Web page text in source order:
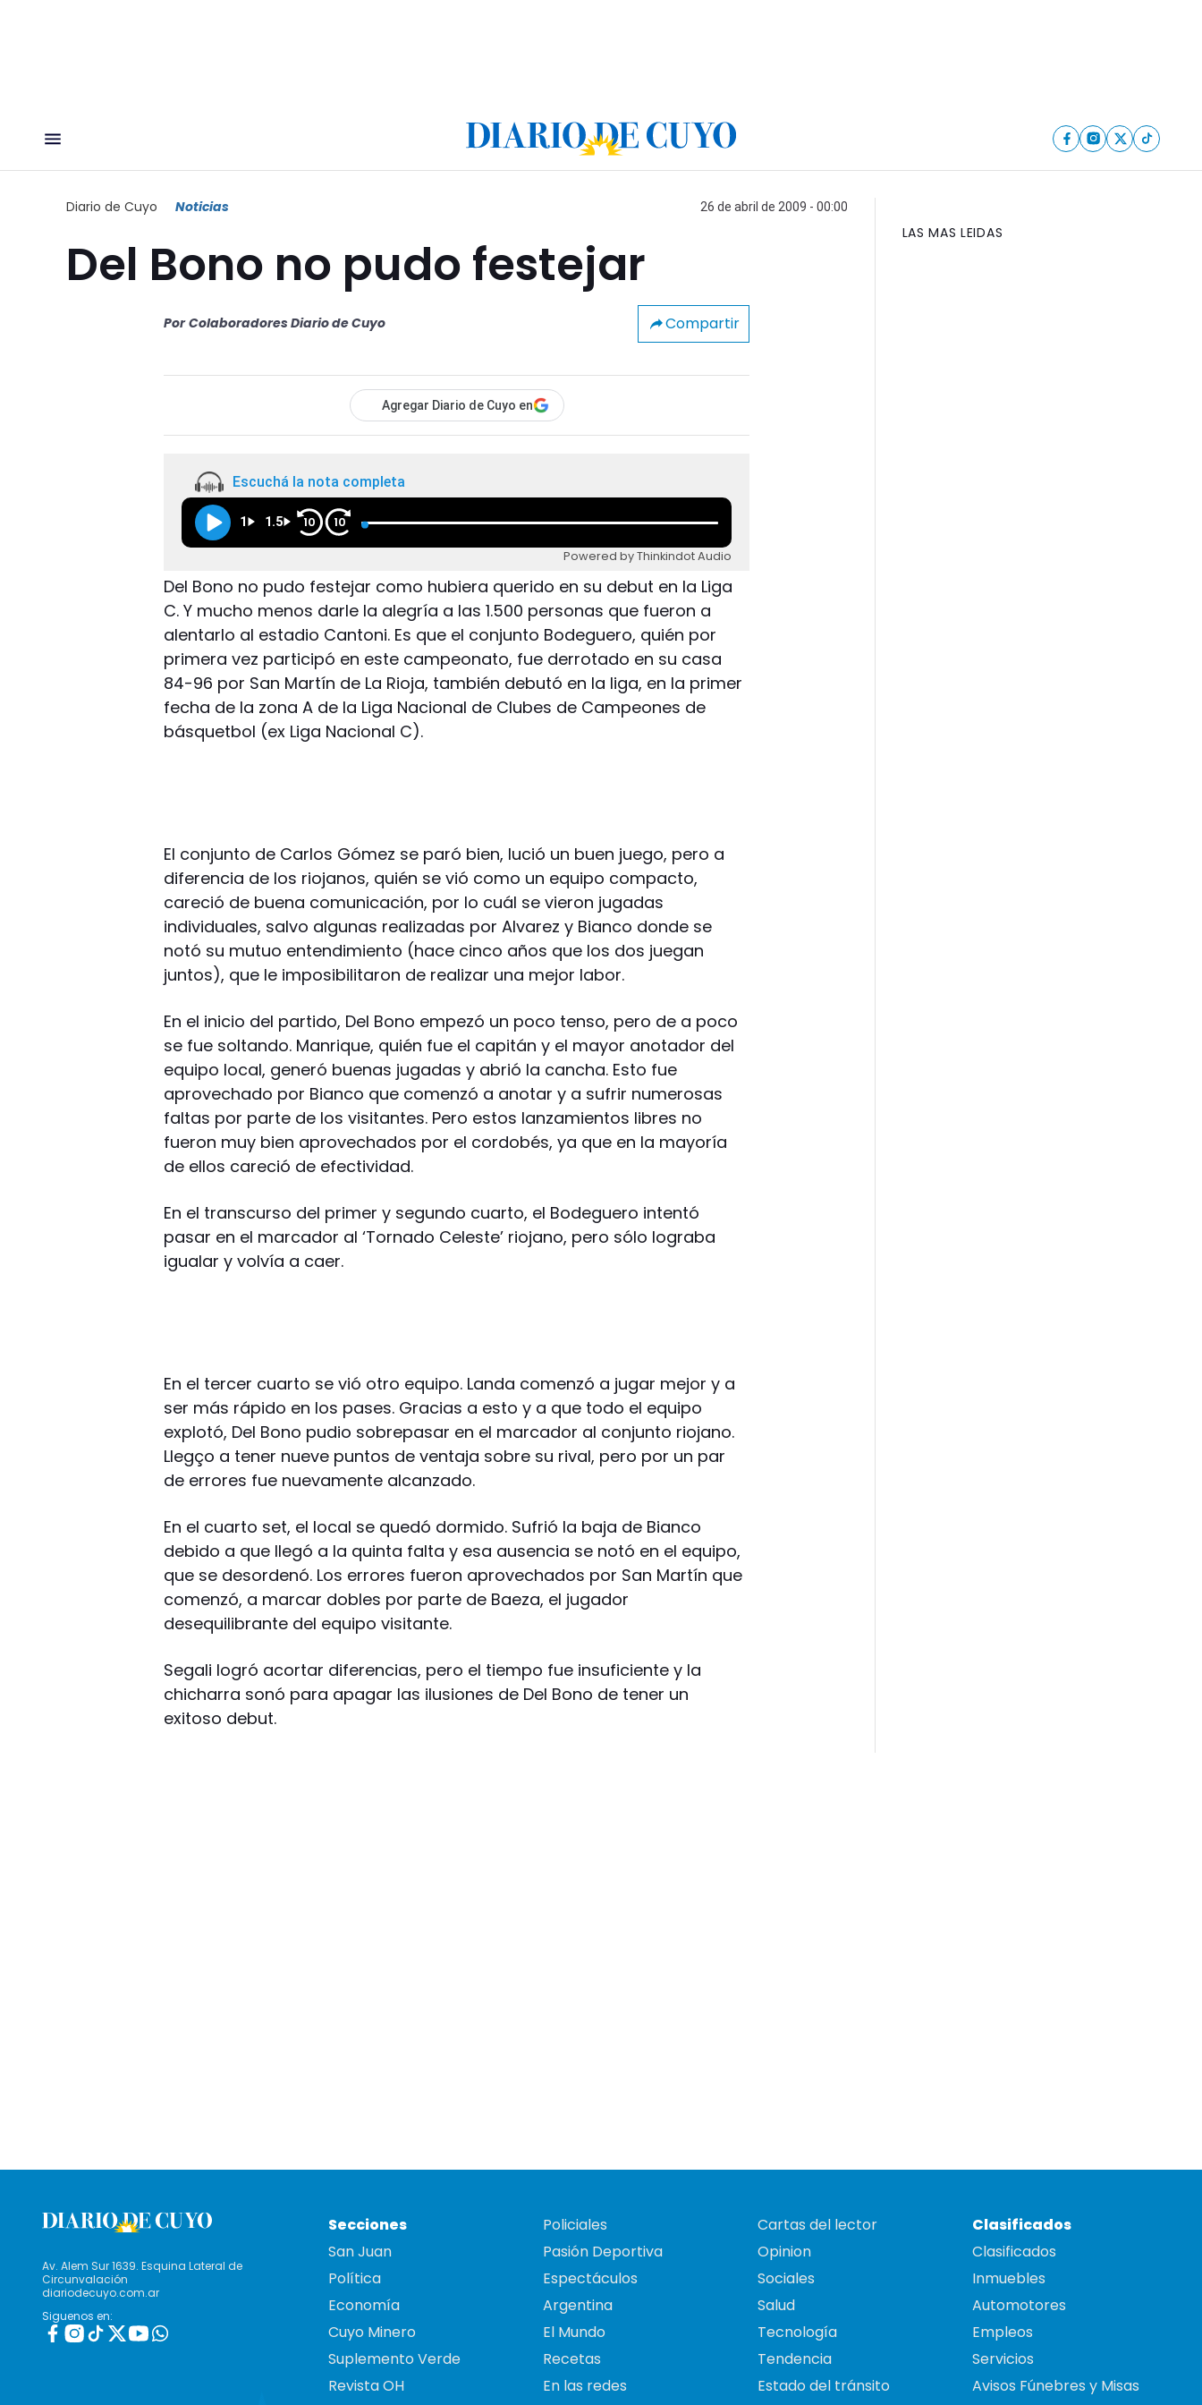
Diario de Cuyo Noticias 26 de abril de 2009 - 00:00
Del Bono no pudo festejar
Por Colaboradores Diario de Cuyo Compartir
Agregar Diario de Cuyo en
Escuchá la nota completa
1 1.5 10 10
Powered by Thinkindot Audio
Del Bono no pudo festejar como hubiera querido en su debut en la Liga
C. Y mucho menos darle la alegría a las 1.500 personas que fueron a
alentarlo al estadio Cantoni. Es que el conjunto Bodeguero, quién por
primera vez participó en este campeonato, fue derrotado en su casa
84-96 por San Martín de La Rioja, también debutó en la liga, en la primer
fecha de la zona A de la Liga Nacional de Clubes de Campeones de
básquetbol (ex Liga Nacional C).
El conjunto de Carlos Gómez se paró bien, lució un buen juego, pero a
diferencia de los riojanos, quién se vió como un equipo compacto,
careció de buena comunicación, por lo cuál se vieron jugadas
individuales, salvo algunas realizadas por Alvarez y Bianco donde se
notó su mutuo entendimiento (hace cinco años que los dos juegan
juntos), que le imposibilitaron de realizar una mejor labor.
En el inicio del partido, Del Bono empezó un poco tenso, pero de a poco
se fue soltando. Manrique, quién fue el capitán y el mayor anotador del
equipo local, generó buenas jugadas y abrió la cancha. Esto fue
aprovechado por Bianco que comenzó a anotar y a sufrir numerosas
faltas por parte de los visitantes. Pero estos lanzamientos libres no
fueron muy bien aprovechados por el cordobés, ya que en la mayoría
de ellos careció de efectividad.
En el transcurso del primer y segundo cuarto, el Bodeguero intentó
pasar en el marcador al ‘Tornado Celeste’ riojano, pero sólo lograba
igualar y volvía a caer.
En el tercer cuarto se vió otro equipo. Landa comenzó a jugar mejor y a
ser más rápido en los pases. Gracias a esto y a que todo el equipo
explotó, Del Bono pudio sobrepasar en el marcador al conjunto riojano.
Llegço a tener nueve puntos de ventaja sobre su rival, pero por un par
de errores fue nuevamente alcanzado.
En el cuarto set, el local se quedó dormido. Sufrió la baja de Bianco
debido a que llegó a la quinta falta y esa ausencia se notó en el equipo,
que se desordenó. Los errores fueron aprovechados por San Martín que
comenzó, a marcar dobles por parte de Baeza, el jugador
desequilibrante del equipo visitante.
Segali logró acortar diferencias, pero el tiempo fue insuficiente y la
chicharra sonó para apagar las ilusiones de Del Bono de tener un
exitoso debut.
LAS MAS LEIDAS
Av. Alem Sur 1639. Esquina Lateral de
Circunvalación
diariodecuyo.com.ar
Siguenos en:
Secciones
San Juan
Política
Economía
Cuyo Minero
Suplemento Verde
Revista OH
Policiales
Pasión Deportiva
Espectáculos
Argentina
El Mundo
Recetas
En las redes
Cartas del lector
Opinion
Sociales
Salud
Tecnología
Tendencia
Estado del tránsito
Clasificados
Clasificados
Inmuebles
Automotores
Empleos
Servicios
Avisos Fúnebres y Misas